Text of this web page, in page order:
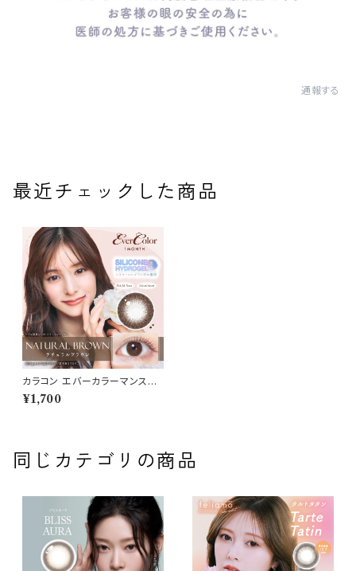
通報する
最近チェックした商品
カラコン エバーカラーマンスリ
ー 【 ナチュラルブラウン】 1箱2
枚入 送料無料 マンスリー 1mo
¥1,700
同じカテゴリの商品